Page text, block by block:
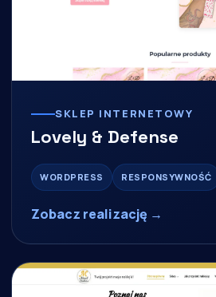
SKLEP INTERNETOWY
Lovely & Defense
WORDPRESS RESPONSYWNOŚĆ
Zobacz realizację →